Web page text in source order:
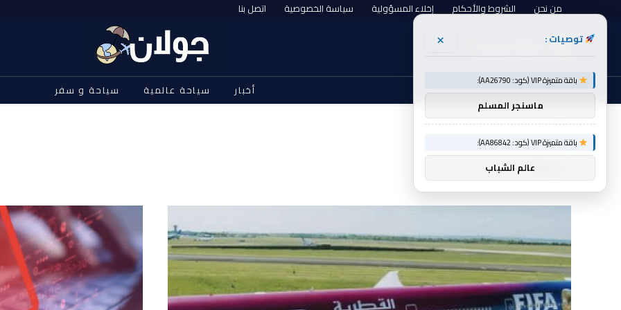
من نحن الشروط والأحكام إخلاء المسؤولية سياسة الخصوصية اتصل بنا
أخبار سياحة عالمية سياحة و سفر
الرئيسية » زيادة
زيادة
توصيات : ×
باقة متميزة VIP (كود: AA26790):
ماسنجر المسلم
باقة متميزة VIP (كود: AA86842):
عالم الشباب